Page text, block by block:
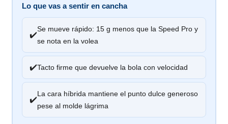
Lo que vas a sentir en cancha
✔️
Se mueve rápido: 15 g menos que la Speed Pro y
se nota en la volea
✔️Tacto firme que devuelve la bola con velocidad
✔️
La cara híbrida mantiene el punto dulce generoso
pese al molde lágrima